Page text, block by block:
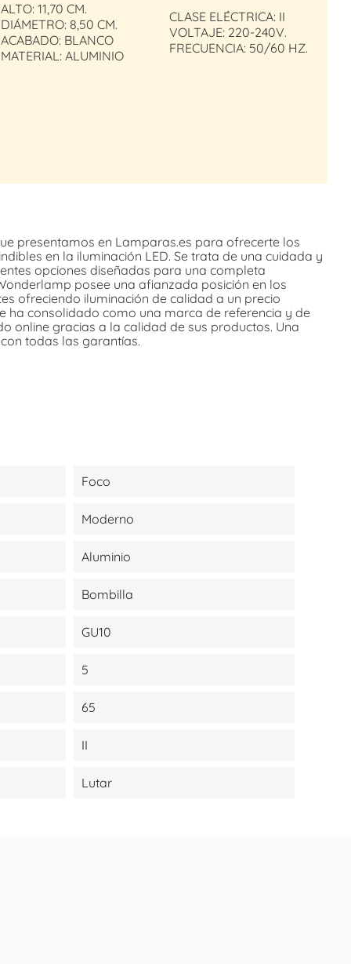
ALTO: 11,70 CM.
DIÁMETRO: 8,50 CM.
ACABADO: BLANCO
MATERIAL: ALUMINIO
CLASE ELÉCTRICA: II
VOLTAJE: 220-240V.
FRECUENCIA: 50/60 HZ.
presentamos en Lamparas.es para ofrecerte los
en la iluminación LED. Se trata de una cuidada y
opciones diseñadas para una completa
posee una afianzada posición en los
ofreciendo iluminación de calidad a un precio
ha consolidado como una marca de referencia y de
online gracias a la calidad de sus productos. Una
todas las garantías.
Foco
Moderno
Aluminio
Bombilla
GU10
5
65
II
Lutar